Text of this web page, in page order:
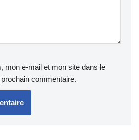
mon e-mail et mon site dans le
commentaire.